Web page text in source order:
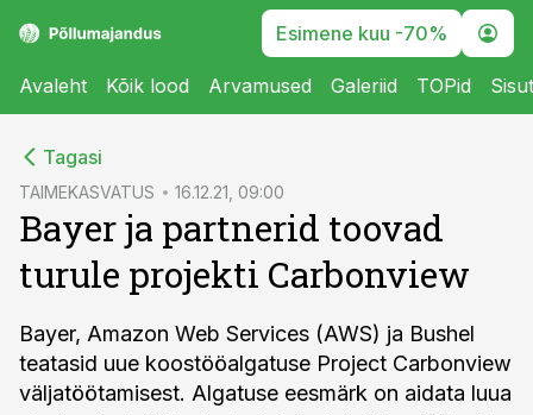
Esimene kuu -70%
Avaleht Kõik lood Arvamused Galeriid TOPid
Tagasi
TAIMEKASVATUS 16.12.21, 09:00
Bayer ja partnerid toovad
turule projekti Carbonview
Bayer, Amazon Web Services (AWS) ja Bushel
teatasid uue koostööalgatuse Project Carbonview
väljatöötamisest. Algatuse eesmärk on aidata luua